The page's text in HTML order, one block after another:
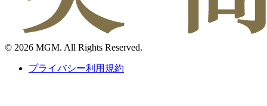
© 2026 MGM. All Rights Reserved.
プライバシー利用規約